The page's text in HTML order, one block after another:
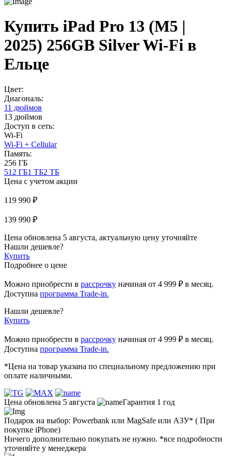
Купить iPad Pro 13 (M5 |
2025) 256GB Silver Wi-Fi в
Ельце
Цвет:
Диагональ:
11 дюймов
13 дюймов
Доступ в сеть:
Wi-Fi
Wi-Fi + Cellular
Память:
256 ГБ
512 ГБ1 ТБ2 ТБ
Цена с учетом акции
119 990 ₽
139 990 ₽
Цена обновлена 5 августа, актуальную цену уточняйте
Нашли дешевле?
Купить
Подробнее о цене
Можно приобрести в рассрочку начиная от 4 999 ₽ в месяц.
Доступна программа Trade-in.
Нашли дешевле?
Купить
Можно приобрести в рассрочку начиная от 4 999 ₽ в месяц.
Доступна программа Trade-in.
*Цена на товар указана по специальному предложению при
оплате наличными.
Цена обновлена 5 августа Гарантия 1 год
Подарок на выбор: Powerbank или MagSafe или AЗУ* ( При
покупке iPhone)
Ничего дополнительно покупать не нужно. *все подробности
уточняйте у менеджера